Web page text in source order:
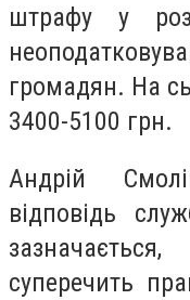
штрафу у
громадян. На
3400-5100 грн.
Андрій
відповідь
суперечить